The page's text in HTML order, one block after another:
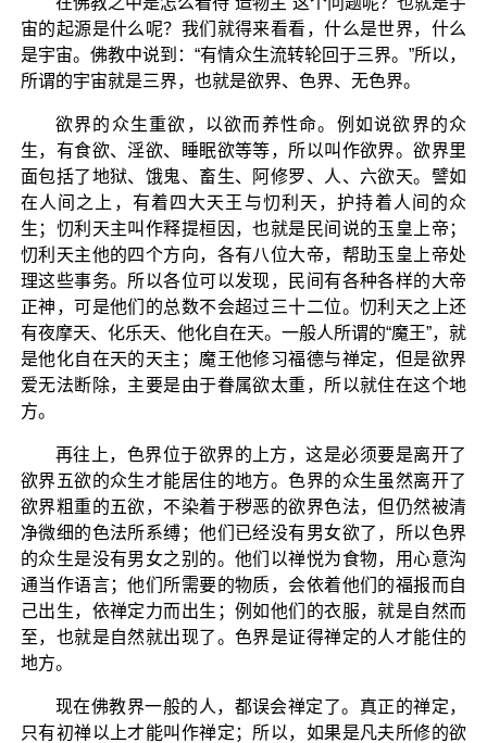
宙的起源是什么呢？我们就得来看看，什么是世界，什么
是宇宙。佛教中说到：“有情众生流转轮回于三界。”所以，
所谓的宇宙就是三界，也就是欲界、色界、无色界。
欲界的众生重欲，以欲而养性命。例如说欲界的众
生，有食欲、淫欲、睡眠欲等等，所以叫作欲界。欲界里
面包括了地狱、饿鬼、畜生、阿修罗、人、六欲天。譬如
在人间之上，有着四大天王与忉利天，护持着人间的众
生；忉利天主叫作释提桓因，也就是民间说的玉皇上帝；
忉利天主他的四个方向，各有八位大帝，帮助玉皇上帝处
理这些事务。所以各位可以发现，民间有各种各样的大帝
正神，可是他们的总数不会超过三十二位。忉利天之上还
有夜摩天、化乐天、他化自在天。一般人所谓的“魔王”，就
是他化自在天的天主；魔王他修习福德与禅定，但是欲界
爱无法断除，主要是由于眷属欲太重，所以就住在这个地
方。
再往上，色界位于欲界的上方，这是必须要是离开了
欲界五欲的众生才能居住的地方。色界的众生虽然离开了
欲界粗重的五欲，不染着于秽恶的欲界色法，但仍然被清
净微细的色法所系缚；他们已经没有男女欲了，所以色界
的众生是没有男女之别的。他们以禅悦为食物，用心意沟
通当作语言；他们所需要的物质，会依着他们的福报而自
己出生，依禅定力而出生；例如他们的衣服，就是自然而
至，也就是自然就出现了。色界是证得禅定的人才能住的
地方。
现在佛教界一般的人，都误会禅定了。真正的禅定，
只有初禅以上才能叫作禅定；所以，如果是凡夫所修的欲